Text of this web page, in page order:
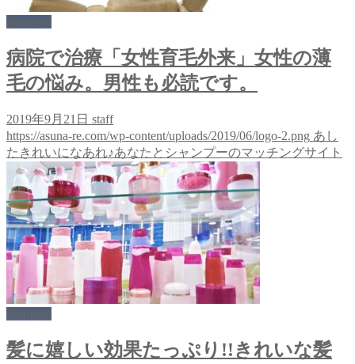
病院で治療「女性育毛外来」女性の薄
毛の悩み。男性も必読です。
2019年9月21日 staff
https://asuna-re.com/wp-content/uploads/2019/06/logo-2.png あし
たきれいになあれ♪あなたとシャンプーのマッチングサイト
髪に嬉しい効果たっぷり!!きれいな髪